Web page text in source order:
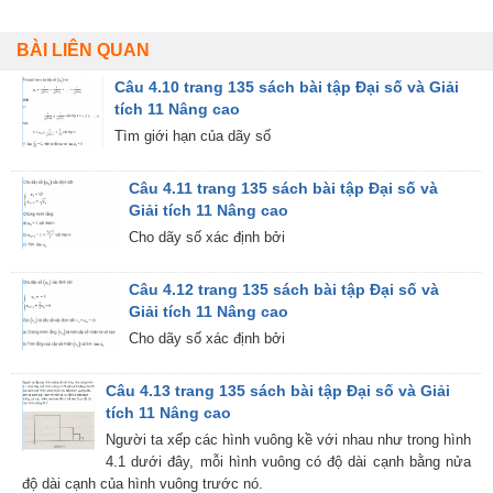
BÀI LIÊN QUAN
Câu 4.10 trang 135 sách bài tập Đại số và Giải
tích 11 Nâng cao
Tìm giới hạn của dãy số
Câu 4.11 trang 135 sách bài tập Đại số và
Giải tích 11 Nâng cao
Cho dãy số xác định bởi
Câu 4.12 trang 135 sách bài tập Đại số và
Giải tích 11 Nâng cao
Cho dãy số xác định bởi
Câu 4.13 trang 135 sách bài tập Đại số và Giải
tích 11 Nâng cao
Người ta xếp các hình vuông kề với nhau như trong hình
4.1 dưới đây, mỗi hình vuông có độ dài cạnh bằng nửa
độ dài cạnh của hình vuông trước nó.